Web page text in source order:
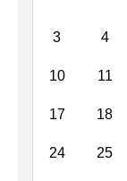
3 4
10 11
17 18
24 25